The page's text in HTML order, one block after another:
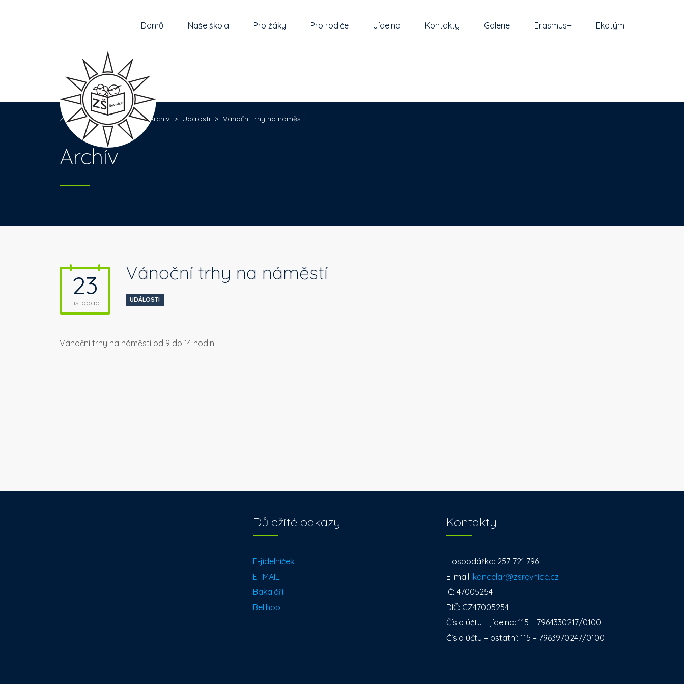
Domů Naše škola Pro žáky Pro rodiče Jídelna Kontakty Galerie Erasmus+ Ekotým
Základní škola Řevnice > Archív > Události > Vánoční trhy na náměstí
Archív
23
Listopad
Vánoční trhy na náměstí
UDÁLOSTI
Vánoční trhy na náměstí od 9 do 14 hodin
Důležité odkazy
E-jídelníček
E -MAIL
Bakaláři
Bellhop
Kontakty
Hospodářka: 257 721 796
E-mail: kancelar@zsrevnice.cz
IČ: 47005254
DIČ: CZ47005254
Číslo účtu – jídelna: 115 – 7964330217/0100
Číslo účtu – ostatní: 115 – 7963970247/0100